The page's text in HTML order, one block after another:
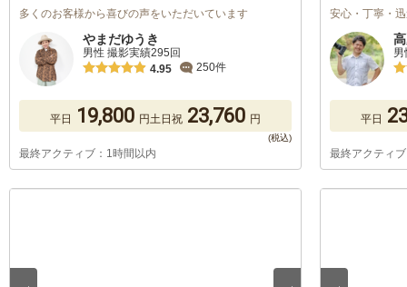
多くのお客様から喜びの声をいただいています
やまだゆうき
男性 撮影実績295回
4.95
250件
平日 19,800 円土日祝 23,760 円
最終アクティブ：1時間以内
安心・丁寧・
平日
最終アクティ